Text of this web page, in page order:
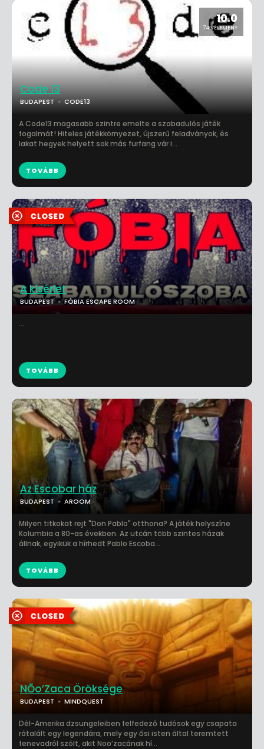
10.0
74 VÉLEMÉNY
Code 13
BUDAPEST CODE13
A Code13 magasabb szintre emelte a szabadulós játék
fogalmát! Hiteles játékkörnyezet, újszerű feladványok, és
lakat hegyek helyett sok más furfang vár i...
TOVÁBB
Az Escobar ház
BUDAPEST AROOM
Milyen titkokat rejt "Don Pablo" otthona? A játék helyszíne
Kolumbia a 80-as években. Az utcán több szintes házak
állnak, egyikük a hírhedt Pablo Escoba...
TOVÁBB
A kísérlet
BUDAPEST FÓBIA ESCAPE ROOM
...
TOVÁBB
NŌo’Zaca Öröksége
BUDAPEST MINDQUEST
Dél-Amerika dzsungeleiben felfedező tudósok egy csapata
rátalált egy legendára, mely egy ősi isten által teremtett
fenevadról szólt, akit Noo’zacának hí...